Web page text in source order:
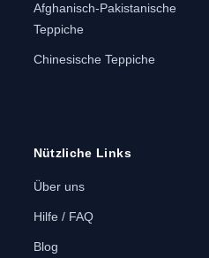
Afghanisch-Pakistanische
Teppiche
Chinesische Teppiche
Nützliche Links
Über uns
Hilfe / FAQ
Blog